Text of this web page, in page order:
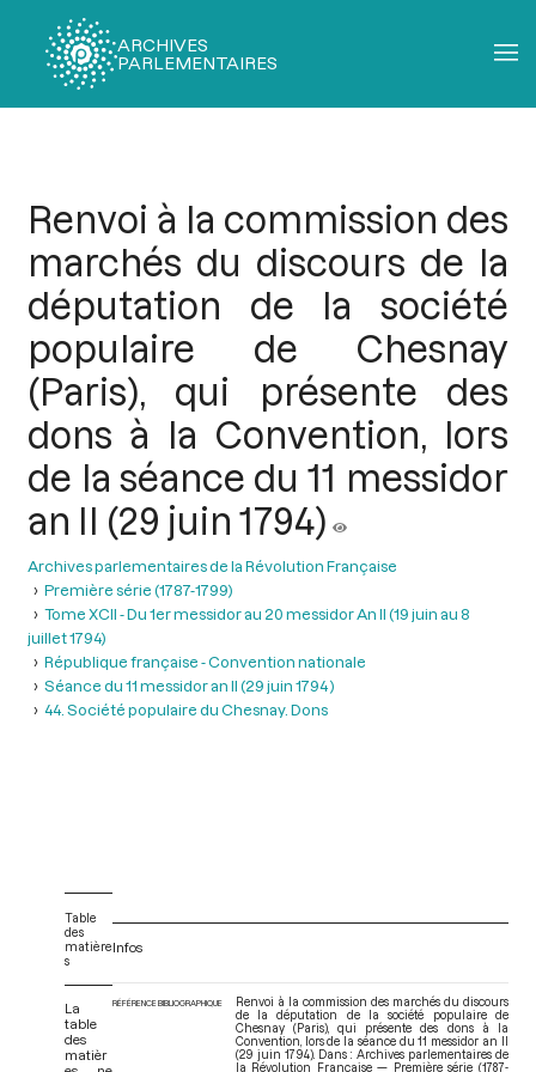
ARCHIVES
PARLEMENTAIRES
Renvoi à la commission des
marchés du discours de la
députation de la société
populaire de Chesnay
(Paris), qui présente des
dons à la Convention, lors
de la séance du 11 messidor
an II (29 juin 1794)
Archives parlementaires de la Révolution Française
Première série (1787-1799)
Tome XCII - Du 1er messidor au 20 messidor An II (19 juin au 8
juillet 1794)
République française - Convention nationale
Séance du 11 messidor an II (29 juin 1794 )
44. Société populaire du Chesnay. Dons
Table
des
matière
s
La
table
des
matièr
Infos
RÉFÉRENCE BIBLIOGRAPHIQUE
Renvoi à la commission des marchés du discours
de la députation de la société populaire de
Chesnay (Paris), qui présente des dons à la
Convention, lors de la séance du 11 messidor an II
(29 juin 1794). Dans : Archives parlementaires de
la Révolution Française — Première série (1787-